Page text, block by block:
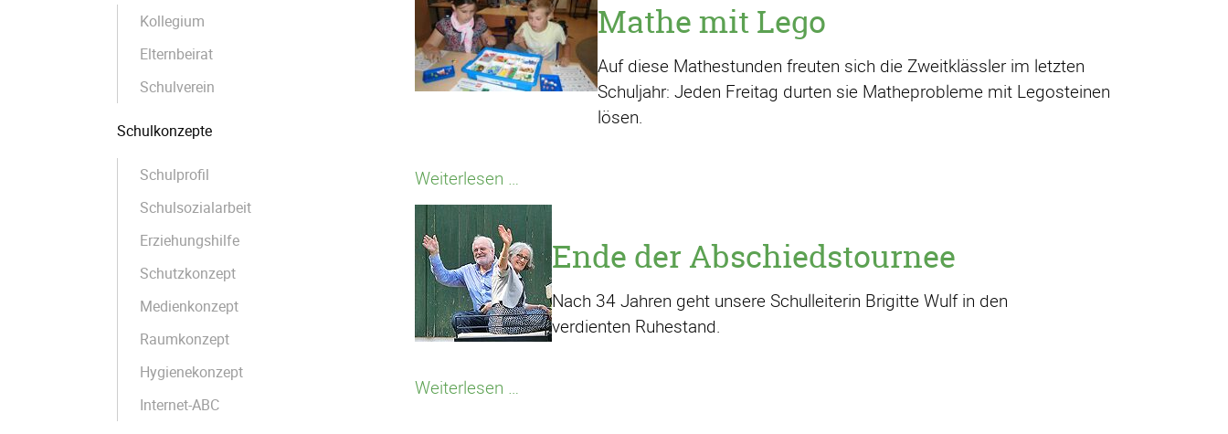
Mathe mit Lego
Auf diese Mathestunden freuten sich die Zweitklässler im letzten
Schuljahr: Jeden Freitag durten sie Matheprobleme mit Legosteinen
lösen.
Weiterlesen …
mit
Lego
Ende der Abschiedstournee
Nach 34 Jahren geht unsere Schulleiterin Brigitte Wulf in den
verdienten Ruhestand.
Weiterlesen …
Kollegium
Elternbeirat
Schulverein
Schulkonzepte
Schulprofil
Schulsozialarbeit
Erziehungshilfe
Schutzkonzept
Medienkonzept
Raumkonzept
Hygienekonzept
Internet-ABC